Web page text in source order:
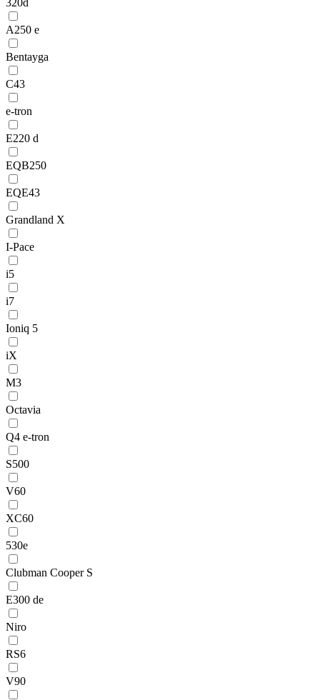
320d
A250 e
Bentayga
C43
e-tron
E220 d
EQB250
EQE43
Grandland X
I-Pace
i5
i7
Ioniq 5
iX
M3
Octavia
Q4 e-tron
S500
V60
XC60
530e
Clubman Cooper S
E300 de
Niro
RS6
V90